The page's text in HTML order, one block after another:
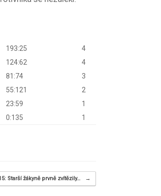
193:25
4
124:62
4
81:74
3
55:121
2
23:59
1
0:135 1
Starší žákyně prvně zvítězily… →